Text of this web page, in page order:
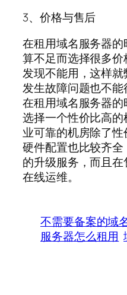
3、价格与售后
在租用域名服务器
算不足而选择很多
发现不能用，这样
发生故障问题也不
在租用域名服务器的
选择一个性价比高
业可靠的机房除了
硬件配置也比较齐
的升级服务，而且
在线运维。
不需要备案的域
服务器怎么租用